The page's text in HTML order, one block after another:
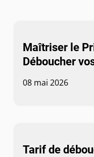
Maîtriser le
Déboucher
08 mai 2026
Tarif de